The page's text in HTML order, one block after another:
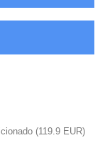
(119.9 EUR)